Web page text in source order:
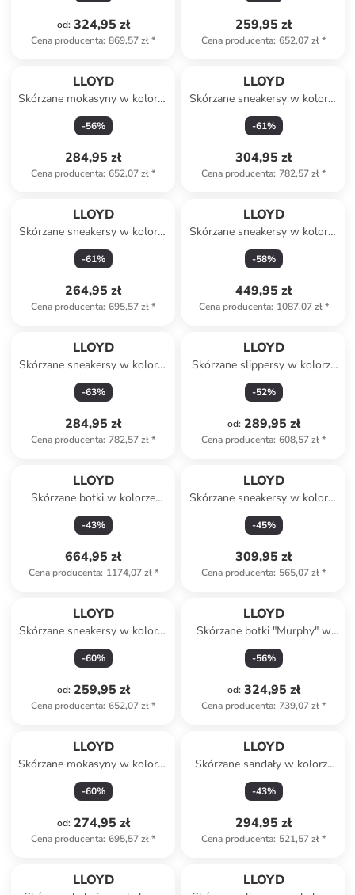
od: 324,95 zł
Cena producenta: 869,57 zł*
259,95 zł
Cena producenta: 652,07 zł*
LLOYD
Skórzane mokasyny w kolorze
brązowym
-56%
284,95 zł
Cena producenta: 652,07 zł*
LLOYD
Skórzane sneakersy w kolorze
biało-fioletowo-
jasnobrązowym
-61%
304,95 zł
Cena producenta: 782,57 zł*
LLOYD
Skórzane sneakersy w kolorze
błękitno-żółtym
-61%
264,95 zł
Cena producenta: 695,57 zł*
LLOYD
Skórzane sneakersy w kolorze
czarnym
-58%
449,95 zł
Cena producenta: 1087,07 zł*
LLOYD
Skórzane sneakersy w kolorze
jasnobrązowym
-63%
284,95 zł
Cena producenta: 782,57 zł*
LLOYD
Skórzane slippersy w kolorze
beżowym
-52%
od: 289,95 zł
Cena producenta: 608,57 zł*
LLOYD
Skórzane botki w kolorze
brązowym
-43%
664,95 zł
Cena producenta: 1174,07 zł*
LLOYD
Skórzane sneakersy w kolorze
czarno-białym
-45%
309,95 zł
Cena producenta: 565,07 zł*
LLOYD
Skórzane sneakersy w kolorze
biało-jasnobrązowym
-60%
od: 259,95 zł
Cena producenta: 652,07 zł*
LLOYD
Skórzane botki "Murphy" w
kolorze jasnobrązowym
-56%
od: 324,95 zł
Cena producenta: 739,07 zł*
LLOYD
Skórzane mokasyny w kolorze
czarnym
-60%
od: 274,95 zł
Cena producenta: 695,57 zł*
LLOYD
Skórzane sandały w kolorze
zielonym
-43%
294,95 zł
Cena producenta: 521,57 zł*
LLOYD LLOYD